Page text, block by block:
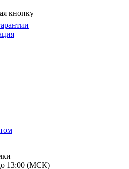
13:00 (МСК)
кнопку